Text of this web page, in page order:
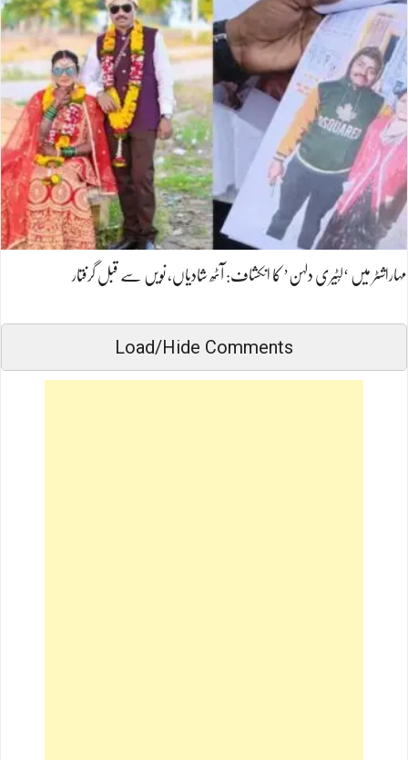
مہاراشٹر میں ‘لُٹیری دلہن’ کا انکشاف: آٹھ شادیاں، نویں سے قبل گرفتار
Load/Hide Comments